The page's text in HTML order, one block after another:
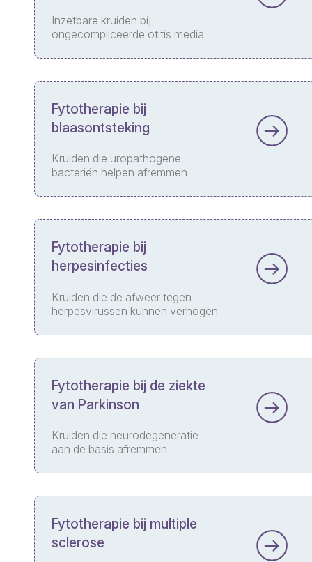
Inzetbare kruiden bij
ongecompliceerde otitis media
Fytotherapie bij
blaasontsteking
Kruiden die uropathogene
bacteriën helpen afremmen
Fytotherapie bij
herpesinfecties
Kruiden die de afweer tegen
herpesvirussen kunnen verhogen
Fytotherapie bij de ziekte
van Parkinson
Kruiden die neurodegeneratie
aan de basis afremmen
Fytotherapie bij multiple
sclerose